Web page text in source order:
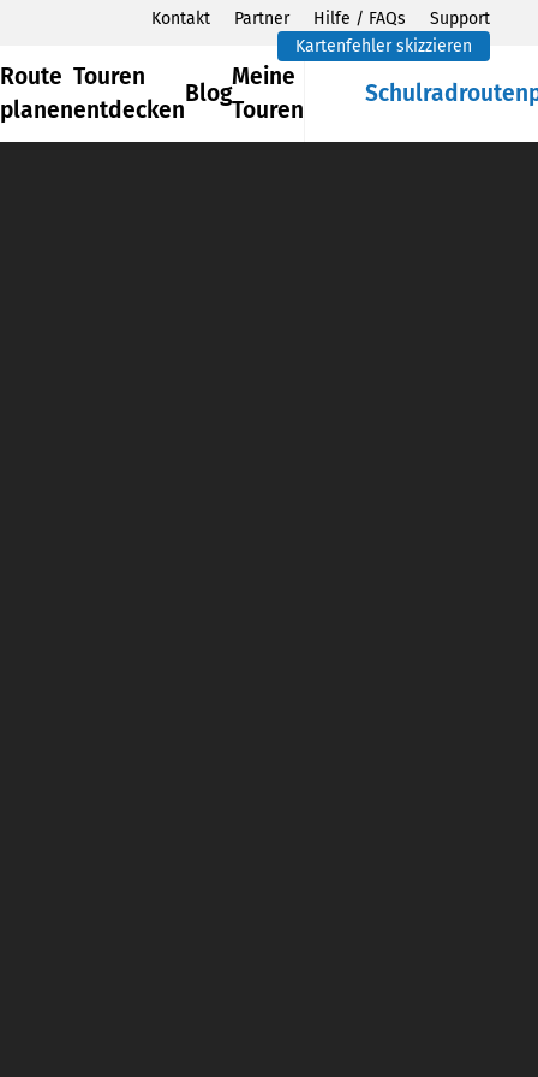
Kontakt Partner Hilfe / FAQs
Support
Kartenfehler skizzieren
Route
planen
Touren
entdecken
Blog
Meine
Touren